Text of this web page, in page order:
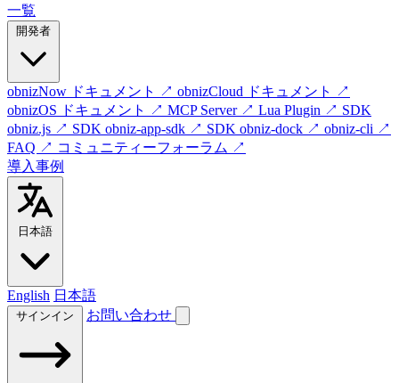
一覧
obnizNow ドキュメント ↗ obnizCloud ドキュメント
↗
obnizOS ドキュメント
↗ MCP Server ↗ Lua Plugin ↗ SDK
obniz.js ↗ SDK obniz-app-sdk ↗ SDK obniz-dock ↗ obniz-cli ↗
FAQ ↗ コミュニティーフォーラム ↗
導入事例
日本語
English 日本語
お問い合わせ